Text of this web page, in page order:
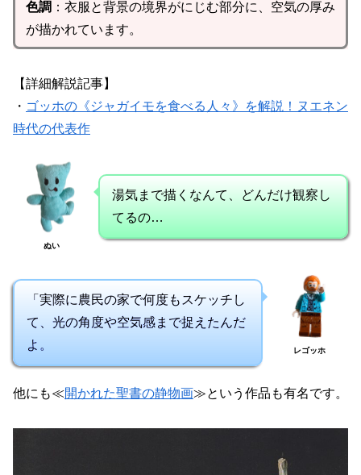
色調 ：衣服と背景の境界がにじむ部分に、空気の厚み
が描かれています。
【詳細解説記事】
・ ゴッホの《ジャガイモを食べる人々》を解説！ヌエネン
時代の代表作
ぬい
湯気まで描くなんて、どんだけ観察し
てるの…
「実際に農民の家で何度もスケッチし
て、光の角度や空気感まで捉えたんだ
よ。
レゴッホ
他にも≪開かれた聖書の静物画≫という作品も有名です。